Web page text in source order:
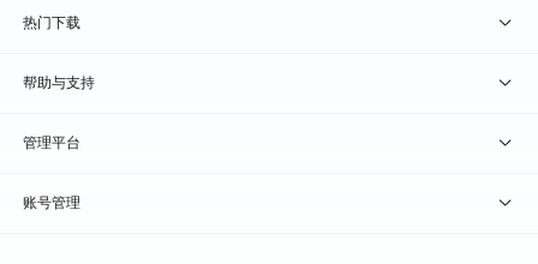
贝锐洋葱头 · 协作无间
贝锐花生壳硬件
京东旗舰店
兑换码通道
教育公益折扣
热门下载
贝锐向日葵客户端
贝锐蒲公英客户端
贝锐花生壳客户端
帮助与支持
我要建议
我要投诉
管理平台
贝锐向日葵管理
账号管理